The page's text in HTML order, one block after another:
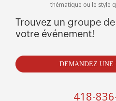
thématique ou le style
Trouvez un groupe
votre événement!
DEMANDEZ UNE
418-